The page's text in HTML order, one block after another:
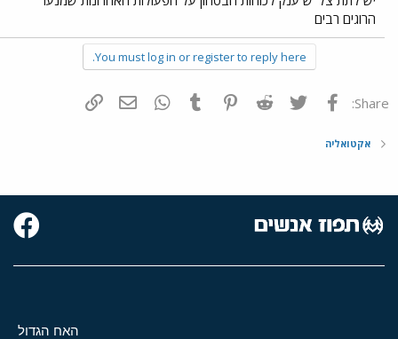
הרוגים רבים
You must log in or register to reply here.
Share: פייסבוק Twitter
Reddit
Pinterest
Tumblr
WhatsAppדואר אלקטרוני
אקטואליה
האח הגדול